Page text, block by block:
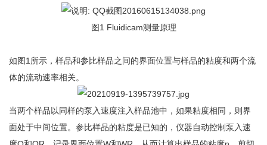
图1 Fluidicam测量原理
如图1所示，样品和参比样品之间的界面位置与样品的粘度和两个流
体的流动速率相关。
当两个样品以同样的泵入速度注入样品池中，如果粘度相同，则界
面处于中间位置。参比样品的粘度是已知的，仪器自动控制泵入速